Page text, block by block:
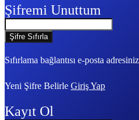
Şifremi Unuttum
Sıfırlama bağlantısı e-posta
Yeni Şifre Belirle Giriş Yap
Kayıt Ol